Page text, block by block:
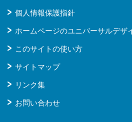
個人情報保護指針
ホームページのユニバーサルデザ
このサイトの使い方
サイトマップ
リンク集
お問い合わせ